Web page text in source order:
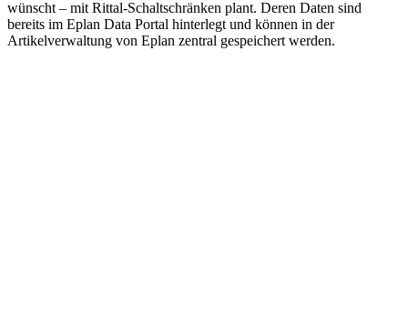
wünscht – mit Rittal-Schaltschränken plant. Deren Daten sind
bereits im Eplan Data Portal hinterlegt und können in der
Artikelverwaltung von Eplan zentral gespeichert werden.